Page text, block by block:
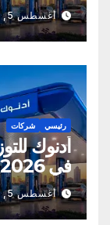
أغسطس 5, 2026
رئيسي شركات
أدنوك
في 2026
أغسطس 5, 2026